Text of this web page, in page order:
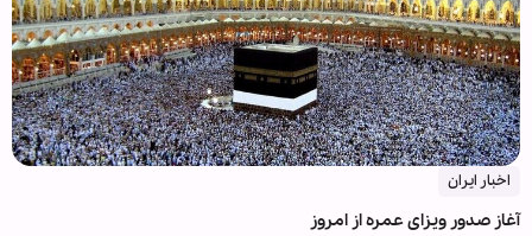
اخبار ایران
آغاز صدور ویزای عمره از امروز